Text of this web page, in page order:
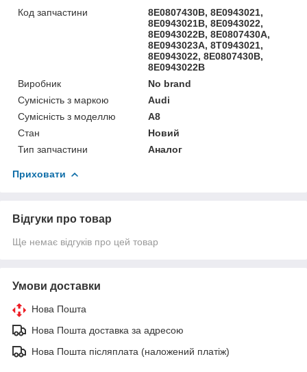
Код запчастини
8E0807430B, 8E0943021,
8E0943021B, 8E0943022,
8E0943022B, 8E0807430A,
8E0943023A, 8T0943021,
8E0943022, 8E0807430B,
8E0943022B
Виробник
No brand
Сумісність з маркою
Audi
Сумісність з моделлю
A8
Стан
Новий
Тип запчастини
Аналог
Приховати
Відгуки про товар
Ще немає відгуків про цей товар
Умови доставки
Нова Пошта
Нова Пошта доставка за адресою
Нова Пошта післяплата (наложений платіж)